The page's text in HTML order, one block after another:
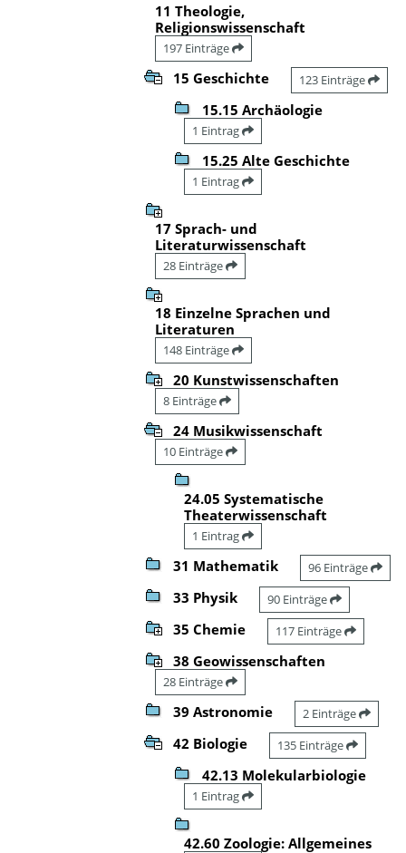
11 Theologie,
Religionswissenschaft
197 Einträge
15 Geschichte 123 Einträge
15.15 Archäologie
1 Eintrag
15.25 Alte Geschichte
1 Eintrag
17 Sprach- und
Literaturwissenschaft
28 Einträge
18 Einzelne Sprachen und
Literaturen
148 Einträge
20 Kunstwissenschaften
8 Einträge
24 Musikwissenschaft
10 Einträge
24.05 Systematische
Theaterwissenschaft
1 Eintrag
31 Mathematik 96 Einträge
33 Physik 90 Einträge
35 Chemie 117 Einträge
38 Geowissenschaften
28 Einträge
39 Astronomie 2 Einträge
42 Biologie 135 Einträge
42.13 Molekularbiologie
1 Eintrag
42.60 Zoologie: Allgemeines